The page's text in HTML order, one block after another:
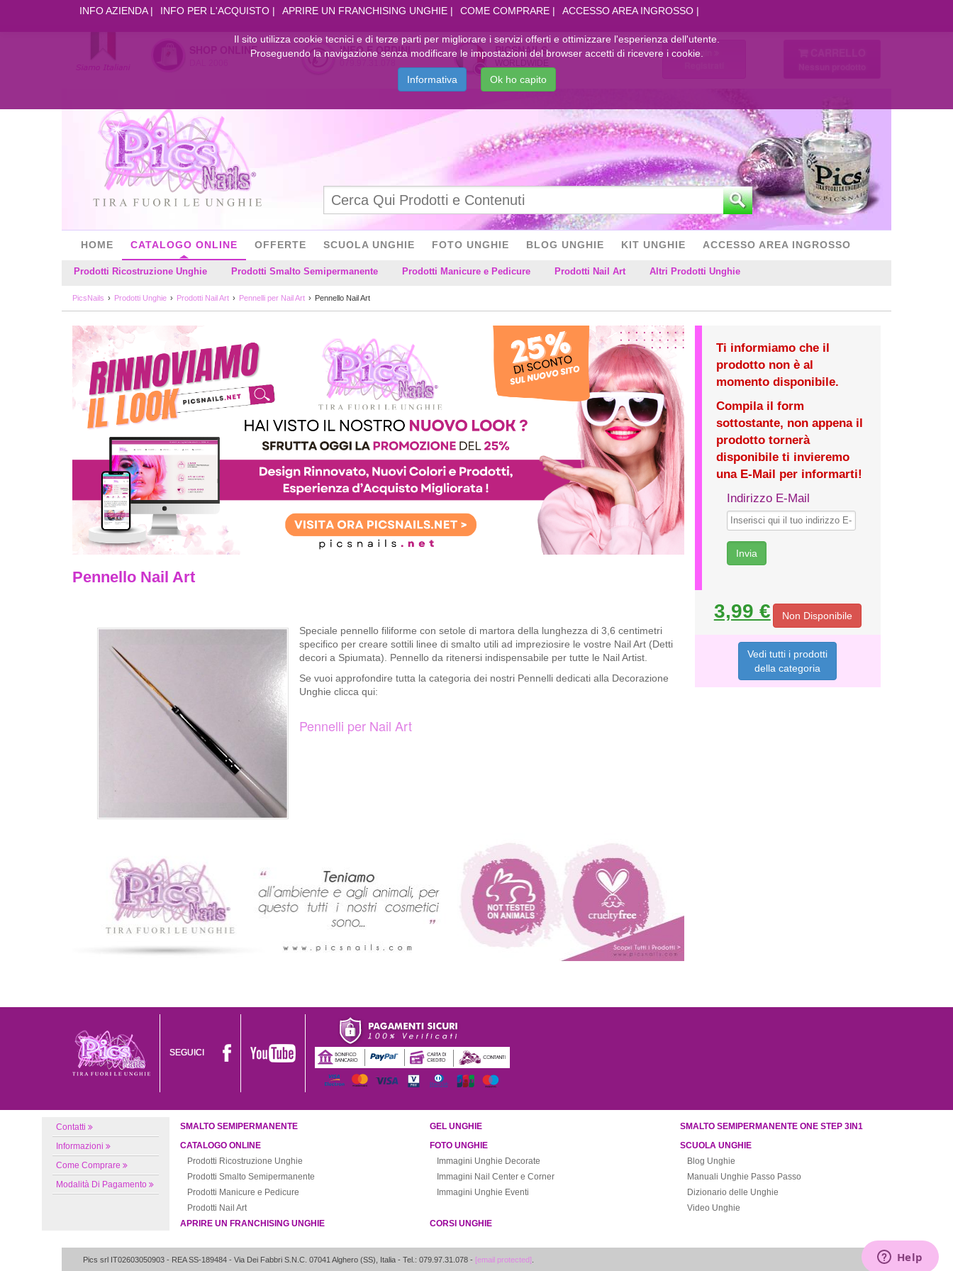
INFO AZIENDA INFO PER L'ACQUISTO APRIRE UN FRANCHISING UNGHIE COME COMPRARE ACCESSO AREA INGROSSO
SHOP ONLINE INFO E ORDINI PICSNAILS
Login
HOME CATALOGO ONLINE
Prodotti Ricostruzione Unghie Prodotti Smalto Semipermanente Prodotti Manicure e Pedicure Prodotti Nail Art Altri Prodotti Unghie
OFFERTE SCUOLA UNGHIE FOTO UNGHIE BLOG UNGHIE KIT UNGHIE ACCESSO AREA INGROSSO
PicsNails Prodotti Unghie Prodotti Nail Art Pennelli per Nail Art Pennello Nail Art
Pennello Nail Art
Speciale pennello filiforme con setole di martora della lunghezza di 3,6 centimetri
specifico per creare sottili linee di smalto utili ad impreziosire le vostre Nail Art (Detti
decori a Spiumata). Pennello da ritenersi indispensabile per tutte le Nail Artist.
Se vuoi approfondire tutta la categoria dei nostri Pennelli dedicati alla Decorazione
Unghie clicca qui:
Pennelli per Nail Art
Ti informiamo che il
prodotto non è al
momento disponibile.
Compila il form
sottostante, non appena il
prodotto tornerà
disponibile ti invieremo
una E-Mail per informarti!
Indirizzo E-Mail
3,99 € Non Disponibile
Vedi tutti i prodotti
della categoria
SEGUICI
Contatti
Informazioni
Come Comprare
Modalità Di Pagamento
SMALTO SEMIPERMANENTE GEL UNGHIE
SMALTO SEMIPERMANENTE ONE STEP 3IN1
CATALOGO ONLINE
Prodotti Ricostruzione Unghie
Prodotti Smalto Semipermanente
Prodotti Manicure e Pedicure
Prodotti Nail Art
FOTO UNGHIE
Immagini Unghie Decorate
Immagini Nail Center e Corner
Immagini Unghie Eventi
SCUOLA UNGHIE
Blog Unghie
Manuali Unghie Passo Passo
Dizionario delle Unghie
Video Unghie
APRIRE UN FRANCHISING UNGHIE
CORSI UNGHIE
Pics srl IT02603050903 - REA SS-189484 - Via Dei Fabbri S.N.C. 07041 Alghero (SS), Italia - Tel.: 079.97.31.078 - [email protected]
Il sito utilizza cookie tecnici e di terze parti per migliorare i servizi offerti e ottimizzare l'esperienza dell'utente.
Proseguendo la navigazione senza modificare le impostazioni del browser accetti di ricevere i cookie.
Informativa Ok ho capito